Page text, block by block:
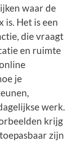
waar de
is. Het is een
die vraagt
en ruimte
je
werk.
krijg
zijn